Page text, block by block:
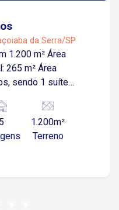
da Serra/SP
1.200 m² Área
265 m² Área
sendo 1 suíte
ampla
externo Área
Casa bem
5
1.200m²
Terreno